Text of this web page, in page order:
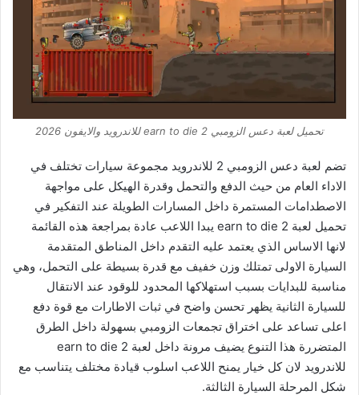
تحميل لعبة دعس الزومبي earn to die 2 للاندرويد والايفون 2026
تضم لعبة دعس الزومبي 2 للاندرويد مجموعة سيارات تختلف في
الاداء العام من حيث الدفع والتحمل وقدرة الهيكل على مواجهة
الاصطدامات المستمرة داخل المسارات الطويلة عند التفكير في
تحميل لعبة earn to die 2 يبدا اللاعب عادة بمراجعة هذه القائمة
لانها الاساس الذي يعتمد عليه التقدم داخل المناطق المتقدمة
السيارة الاولى تمتلك وزن خفيف مع قدرة بسيطة على التحمل، وهي
مناسبة للبدايات بسبب استهلاكها المحدود للوقود عند الانتقال
للسيارة الثانية يظهر تحسن واضح في ثبات الاطارات مع قوة دفع
اعلى تساعد على اختراق تجمعات الزومبي بسهولة داخل الطرق
المتضررة هذا التنوع يضيف مرونة داخل لعبة earn to die 2
للاندرويد لان كل خيار يمنح اللاعب اسلوب قيادة مختلف يتناسب مع
شكل المرحلة السيارة الثالثة.